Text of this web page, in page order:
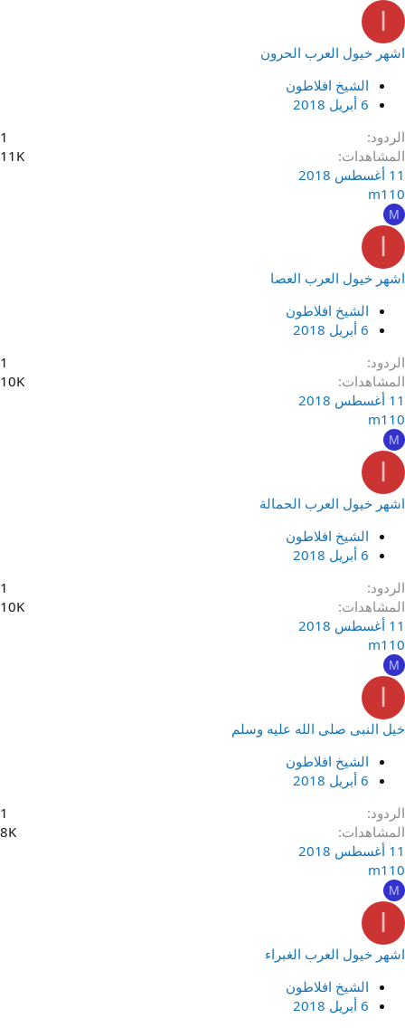
اشهر خيول العرب الحرون
الشيخ افلاطون
6 أبريل 2018
الردود
1
المشاهدات
11K
11 أغسطس 2018
m110
M
اشهر خيول العرب العصا
الشيخ افلاطون
6 أبريل 2018
الردود
1
المشاهدات
10K
11 أغسطس 2018
m110
M
اشهر خيول العرب الحمالة
الشيخ افلاطون
6 أبريل 2018
الردود
1
المشاهدات
10K
11 أغسطس 2018
m110
M
خيل النبى صلى الله عليه وسلم
الشيخ افلاطون
6 أبريل 2018
الردود
1
المشاهدات
8K
11 أغسطس 2018
m110
M
اشهر خيول العرب الغبراء
الشيخ افلاطون
6 أبريل 2018